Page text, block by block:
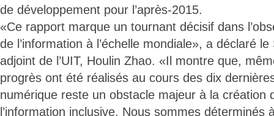
de développement pour l’après-2015.
«Ce rapport marque un tournant décisif dans
de l’information à l’échelle mondiale», a déclaré
adjoint de l’UIT, Houlin Zhao. «Il montre que,
progrès ont été réalisés au cours des dix
numérique reste un obstacle majeur à la création
l’information inclusive. Nous sommes déterminés